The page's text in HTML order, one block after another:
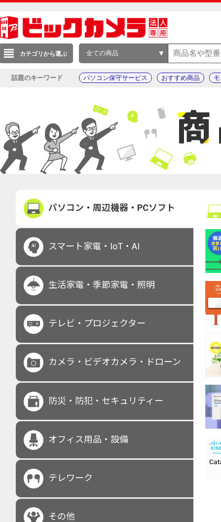
カテゴリから選ぶ 全ての商品
話題のキーワード パソコン保守サービス おすすめ商品
パソコン・周辺機器・PCソフト
スマート家電・IoT・AI
生活家電・季節家電・照明
テレビ・プロジェクター
カメラ・ビデオカメラ・ドローン
防災・防犯・セキュリティー
オフィス用品・設備
テレワーク
その他